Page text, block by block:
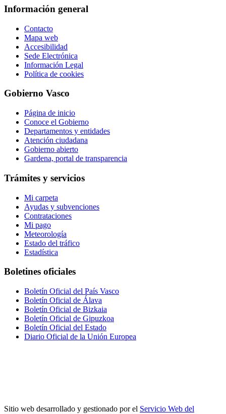
Información general
Contacto
Mapa web
Accesibilidad
Sede Electrónica
Información Legal
Política de cookies
Gobierno Vasco
Página de inicio
Conoce el Gobierno
Departamentos y entidades
Atención ciudadana
Gobierno abierto
Gardena, portal de transparencia
Trámites y servicios
Mi carpeta
Ayudas y subvenciones
Contrataciones
Mi pago
Meteorología
Estado del tráfico
Estadística
Boletines oficiales
Boletín Oficial del País Vasco
Boletín Oficial de Álava
Boletín Oficial de Bizkaia
Boletín Oficial de Gipuzkoa
Boletín Oficial del Estado
Diario Oficial de la Unión Europea
Sitio web desarrollado y gestionado por el Servicio Web del